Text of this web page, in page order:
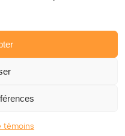
témoins
à ses créatrices et